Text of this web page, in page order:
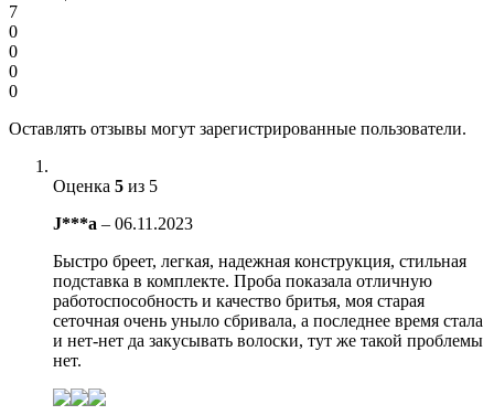
7
0
0
0
0
Оставлять отзывы могут зарегистрированные пользователи.
Оценка 5 из 5
J***a – 06.11.2023
Быстро бреет, легкая, надежная конструкция, стильная
подставка в комплекте. Проба показала отличную
работоспособность и качество бритья, моя старая
сеточная очень уныло сбривала, а последнее время стала
и нет-нет да закусывать волоски, тут же такой проблемы
нет.